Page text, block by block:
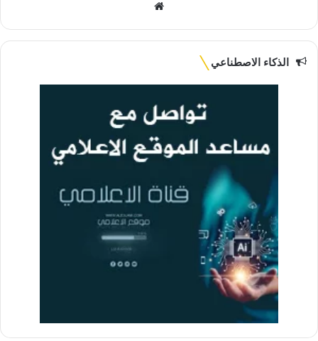
الوي
الذكاء الاصطناعي